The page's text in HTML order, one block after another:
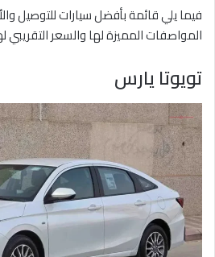
فيما يلي قائمة بأفضل سيارات للتوصيل
المواصفات المميزة لها والسعر
تويوتا يارس